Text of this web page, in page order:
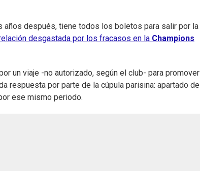
después, tiene todos los boletos para salir por la
desgastada por los fracasos en la Champions
un viaje -no autorizado, según el club- para promover
respuesta por parte de la cúpula parisina: apartado del
ese mismo periodo.